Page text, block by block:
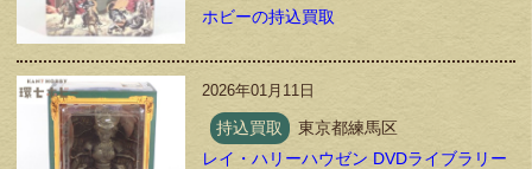
ホビーの持込買取
2026年01月11日
持込買取
東京都練馬区
レイ・ハリーハウゼン DVDライブラリー